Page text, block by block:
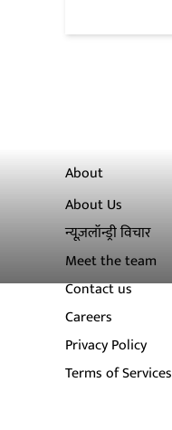
About
About Us
न्यूज़लॉन्ड्री विचार
Meet the team
Contact us
Careers
Privacy Policy
Terms of Services